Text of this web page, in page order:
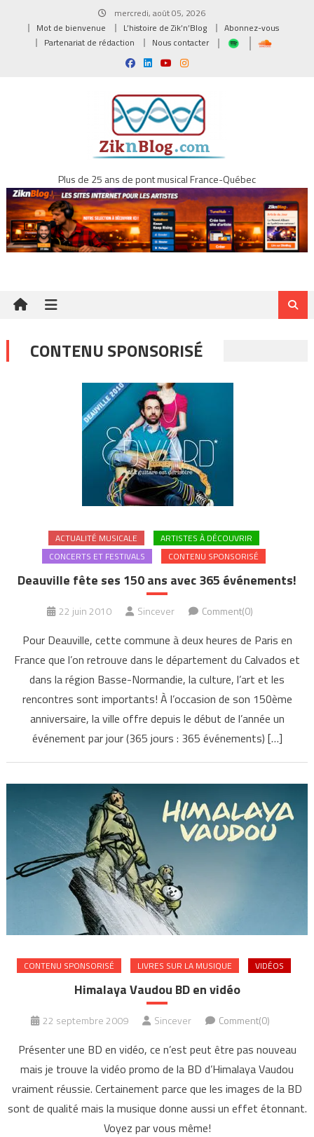
mercredi, août 05, 2026
Mot de bienvenue
L’histoire de Zik’n’Blog
Abonnez-vous
Partenariat de rédaction
Nous contacter
Plus de 25 ans de pont musical France-Québec
CONTENU SPONSORISÉ
ACTUALITÉ MUSICALE
ARTISTES À DÉCOUVRIR
CONCERTS ET FESTIVALS
CONTENU SPONSORISÉ
Deauville fête ses 150 ans avec 365 événements!
22 juin 2010 Sincever Comment(0)
Pour Deauville, cette commune à deux heures de Paris en
France que l’on retrouve dans le département du Calvados et
dans la région Basse-Normandie, la culture, l’art et les
rencontres sont importants! À l’occasion de son 150ème
anniversaire, la ville offre depuis le début de l’année un
événement par jour (365 jours : 365 événements) […]
CONTENU SPONSORISÉ LIVRES SUR LA MUSIQUE VIDÉOS
Himalaya Vaudou BD en vidéo
22 septembre 2009 Sincever Comment(0)
Présenter une BD en vidéo, ce n’est peut être pas nouveau
mais je trouve la vidéo promo de la BD d’Himalaya Vaudou
vraiment réussie. Certainement parce que les images de la BD
sont de qualité mais la musique donne aussi un effet étonnant.
Voyez par vous même!